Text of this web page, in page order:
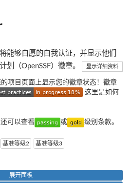
能够自愿的自我认证，并显示他们
划（OpenSSF）徽章。
显示详细资料
项目页面上显示您的徽章状态！徽章
这里是如何
可以查看 或 级别条款。
基准等级2 基准等级3
展开面板